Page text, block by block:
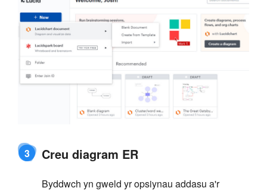
3 Creu diagram ER
Byddwch yn gweld yr opsiynau addasu a'r